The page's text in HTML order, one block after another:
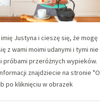
imię Justyna i cieszę się, że mogę
z wami moimi udanymi i tymi nie
próbami przeróżnych wypieków.
znajdziecie na stronie "O
po kliknięciu w obrazek